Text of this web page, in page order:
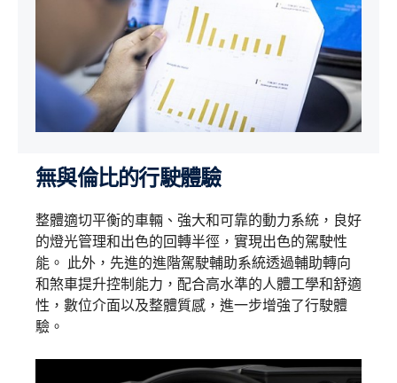
無與倫比的行駛體驗
整體適切平衡的車輛、強大和可靠的動力系統，良好
的燈光管理和出色的回轉半徑，實現出色的駕駛性
能。 此外，先進的進階駕駛輔助系統透過輔助轉向
和煞車提升控制能力，配合高水準的人體工學和舒適
性，數位介面以及整體質感，進一步增強了行駛體
驗。